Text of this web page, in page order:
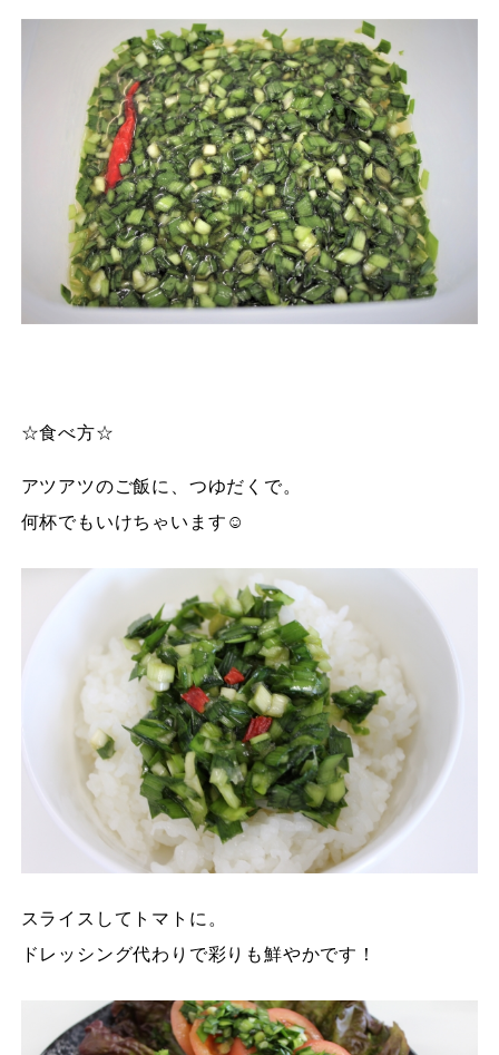
☆食べ方☆
アツアツのご飯に、つゆだくで。
何杯でもいけちゃいます☺
スライスしてトマトに。
ドレッシング代わりで彩りも鮮やかです！